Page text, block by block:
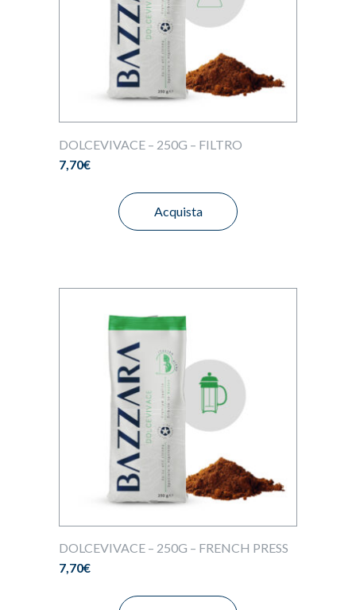
DOLCEVIVACE – 250G – FILTRO
7,70€
Acquista
DOLCEVIVACE – 250G – FRENCH PRESS
7,70€